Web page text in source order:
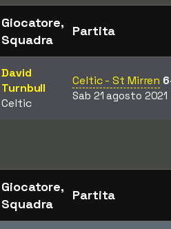
Giocatore,
Squadra
Partita
David
Turnbull
Celtic
Celtic - St Mirren
Sab 21 agosto 2021
Giocatore,
Squadra
Partita